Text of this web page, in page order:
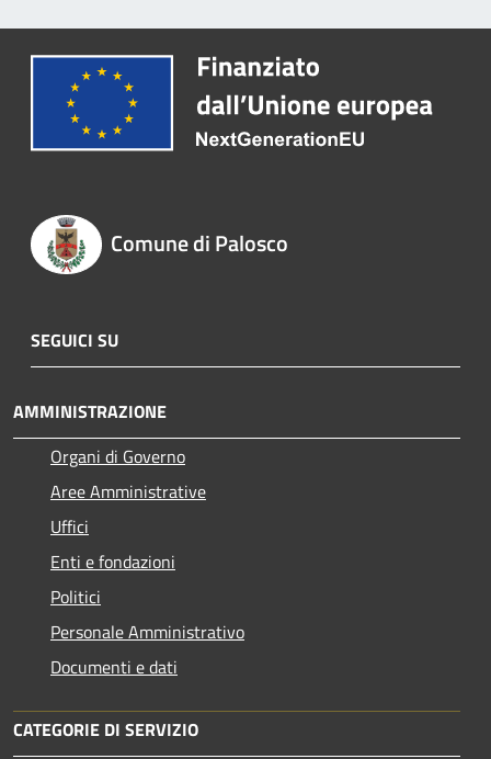
Comune di Palosco
SEGUICI SU
AMMINISTRAZIONE
Organi di Governo
Aree Amministrative
Uffici
Enti e fondazioni
Politici
Personale Amministrativo
Documenti e dati
CATEGORIE DI SERVIZIO